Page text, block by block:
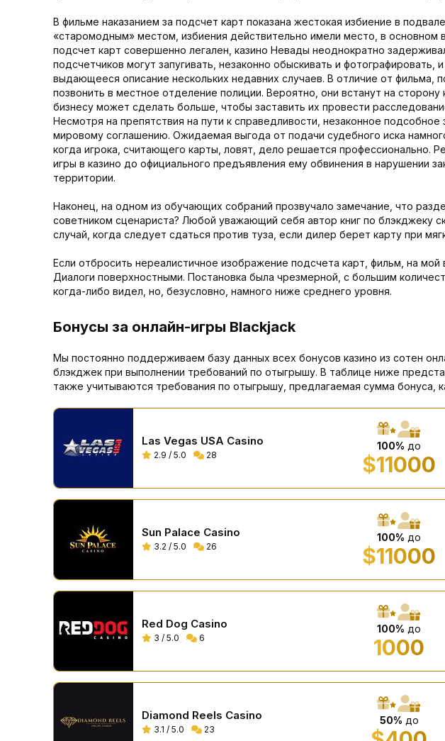
В фильме наказанием за подсчет карт показана жестокая избиение в
«старомодным» местом, избиения действительно имели место, в
подсчет карт совершенно легален, казино Невады неоднократно
подсчетчиков могут запугивать, незаконно обыскивать и
выдающееся описание нескольких недавних случаев. В отличие от фильма,
позвонить в местное отделение полиции. Вероятно, они встанут на
бизнесу может сделать больше, чтобы заставить их провести
Несмотря на препятствия на пути к справедливости, незаконное
мировому соглашению. Ожидаемая выгода от подачи судебного иска
когда игрока, считающего карты, ловят, дело решается профессионально.
игры в казино до официального предъявления ему обвинения в нарушении
территории.
Наконец, на одном из обучающих собраний прозвучало замечание, что
советником сценариста? Любой уважающий себя автор книг по блэкджеку
случай, когда следует сдаться против туза, если дилер берет карту при
Если отбросить нереалистичное изображение подсчета карт, фильм, на
Диалоги поверхностными. Постановка была чрезмерной, с большим
когда-либо видел, но, безусловно, намного ниже среднего уровня.
Бонусы за онлайн-игры Blackjack
Мы постоянно поддерживаем базу данных всех бонусов казино из сотен
блэкджек при выполнении требований по отыгрышу. В таблице ниже
также учитываются требования по отыгрышу, предлагаемая сумма бонуса,
Las Vegas USA Casino
2.9 / 5.0 28
100% до
$11000
Sun Palace Casino
3.2 / 5.0 26
100% до
$11000
Red Dog Casino
3 / 5.0 6
100% до
1000
Diamond Reels Casino
3.1 / 5.0 23
50% до